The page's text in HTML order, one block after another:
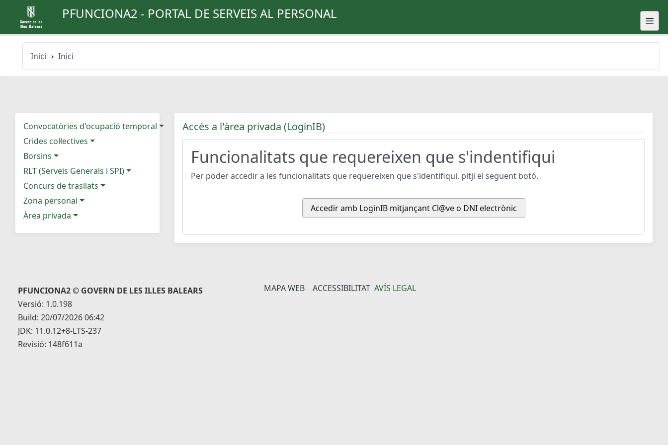
PFUNCIONA2 - PORTAL DE SERVEIS AL PERSONAL
Inici Inici
Convocatòries d'ocupació temporal
Crides col·lectives
Borsins
RLT (Serveis Generals i SPI)
Concurs de trasllats
Zona personal
Àrea privada
Accés a l'àrea privada (LoginIB)
Funcionalitats que requereixen que s'indentifiqui
Per poder accedir a les funcionalitats que requereixen que s'identifiqui, pitji el següent botó.
Accedir amb LoginIB mitjançant Cl@ve o DNI electrònic
PFUNCIONA2 © GOVERN DE LES ILLES BALEARS
Versió: 1.0.198
Build: 20/07/2026 06:42
JDK: 11.0.12+8-LTS-237
Revisió: 148f611a
MAPA WEB ACCESSIBILITAT AVÍS LEGAL